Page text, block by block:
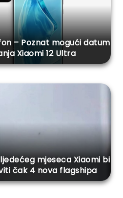
– Poznat mogući datum
Xiaomi 12 Ultra
mjeseca Xiaomi bi
čak 4 nova flagshipa